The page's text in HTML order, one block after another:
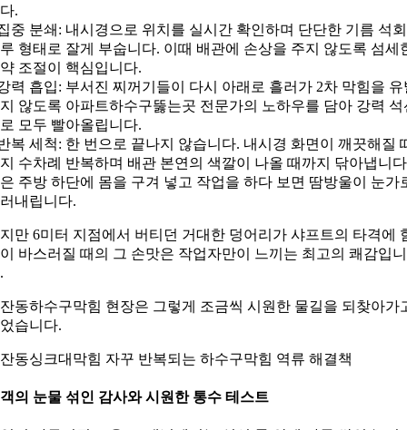
.
중 분쇄: 내시경으로 위치를 실시간 확인하며 단단한 기름 석
형태로 잘게 부숩니다. 이때 배관에 손상을 주지 않도록 섬세
조절이 핵심입니다.
력 흡입: 부서진 찌꺼기들이 다시 아래로 흘러가 2차 막힘을 유
않도록 아파트하수구뚫는곳 전문가의 노하우를 담아 강력 석
모두 빨아올립니다.
복 세척: 한 번으로 끝나지 않습니다. 내시경 화면이 깨끗해질
수차례 반복하며 배관 본연의 색깔이 나올 때까지 닦아냅니
주방 하단에 몸을 구겨 넣고 작업을 하다 보면 땀방울이 눈가
내립니다.
만 6미터 지점에서 버티던 거대한 덩어리가 샤프트의 타격에
바스러질 때의 그 손맛은 작업자만이 느끼는 최고의 쾌감입니
동하수구막힘 현장은 그렇게 조금씩 시원한 물길을 되찾아가
습니다.
동싱크대막힘 자꾸 반복되는 하수구막힘 역류 해결책
의 눈물 섞인 감사와 시원한 통수 테스트